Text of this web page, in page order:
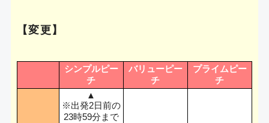
【変更】
シンプルピー
チ
バリューピー
チ
プライムピー
チ
▲
※出発2日前の
23時59分まで